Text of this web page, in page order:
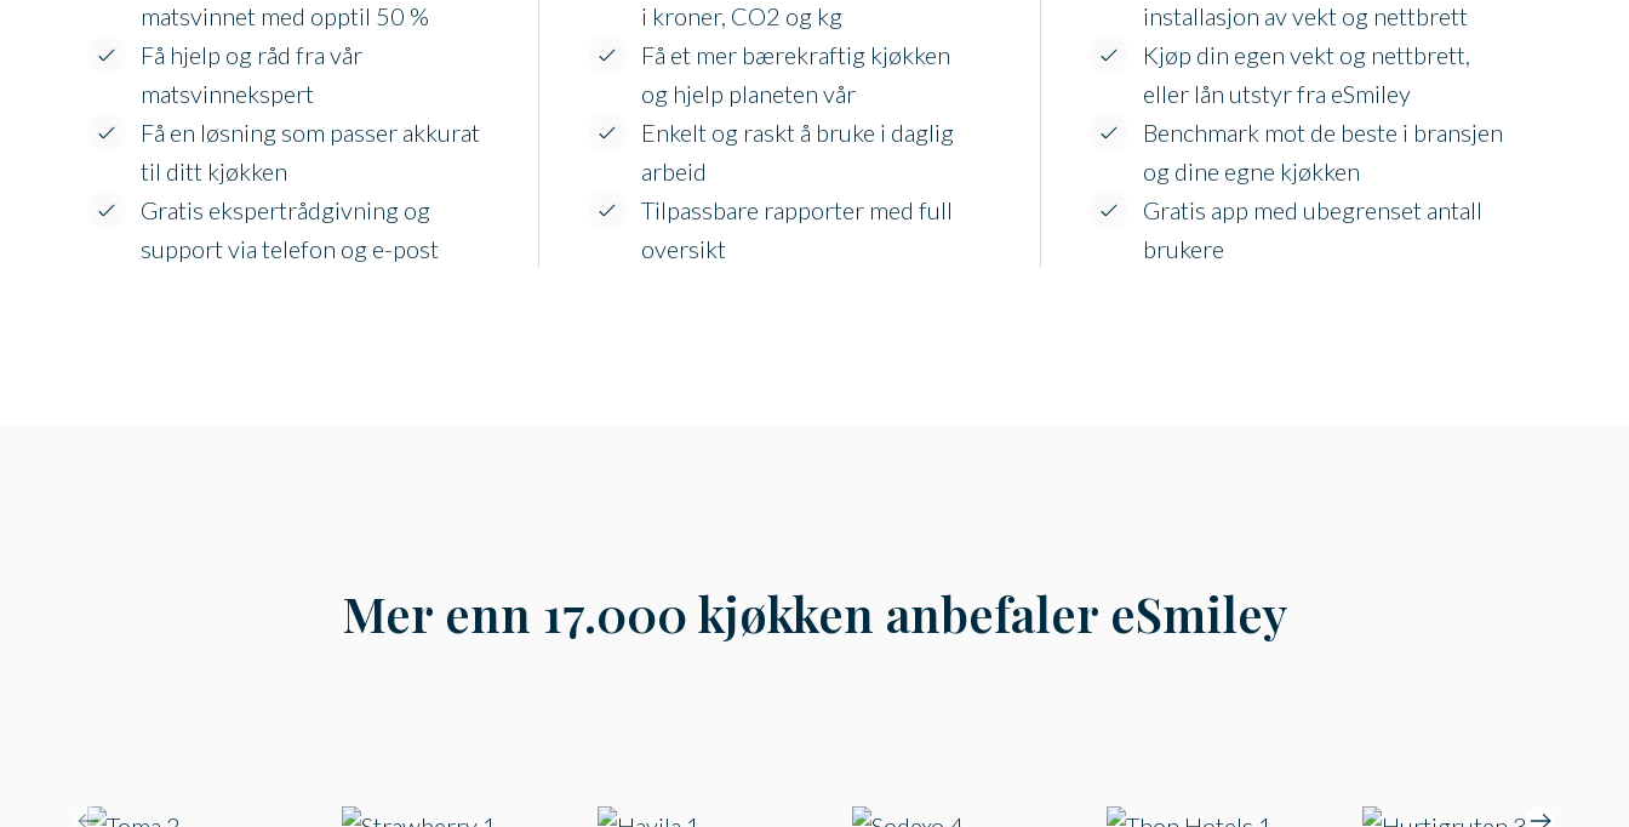
matsvinnet med opptil 50 %
Få hjelp og råd fra vår
matsvinnekspert
Få en løsning som passer akkurat
til ditt kjøkken
Gratis ekspertrådgivning og
support via telefon og e-post
i kroner, CO2 og kg
Få et mer bærekraftig kjøkken
og hjelp planeten vår
Enkelt og raskt å bruke i daglig
arbeid
Tilpassbare rapporter med full
oversikt
installasjon av vekt og nettbrett
Kjøp din egen vekt og nettbrett,
eller lån utstyr fra eSmiley
Benchmark mot de beste i bransjen
og dine egne kjøkken
Gratis app med ubegrenset antall
brukere
Mer enn 17.000 kjøkken anbefaler eSmiley